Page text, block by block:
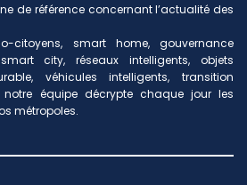
de référence concernant l’actualité des
citoyens, smart home, gouvernance
city, réseaux intelligents, objets
véhicules intelligents, transition
notre équipe décrypte chaque jour les
métropoles.